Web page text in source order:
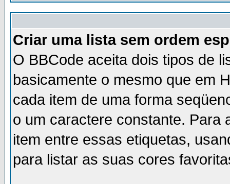
Criar uma lista sem ordem
O BBCode aceita dois tipos de
basicamente o mesmo que em
cada item de uma forma
o um caractere constante. Para
item entre essas etiquetas,
para listar as suas cores